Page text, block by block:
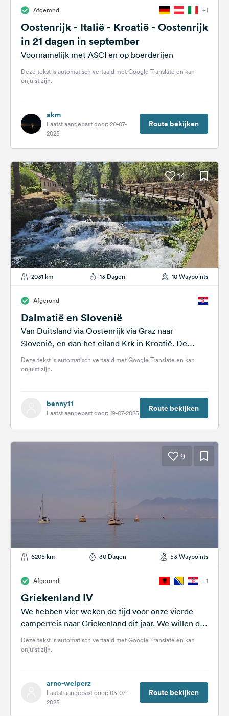
Afgerond +1
Oostenrijk - Italië - Kroatië - Oostenrijk
in 21 dagen in september
Voornamelijk met ASCI en op boerderijen
Deze tekst is automatisch vertaald met Google Translate en kan
onjuist zijn.
akm
Laatst aangepast door: 20-07-
2025
Route bekijken
14
2031 km 13 Dagen 10 Waypoints
Afgerond
Dalmatië en Slovenië
Van Duitsland via Oostenrijk via Graz naar
Slovenië, en dan het eiland Krk in Kroatië. De
volgende stop is Nationaal...
Deze tekst is automatisch vertaald met Google Translate en kan
onjuist zijn.
benny11
Laatst aangepast door: 19-07-2025 Route bekijken
9
6205 km 30 Dagen 53 Waypoints
Afgerond +1
Griekenland IV
We hebben vier weken de tijd voor onze vierde
camperreis naar Griekenland dit jaar. We willen de
reis naar Griekenland...
Deze tekst is automatisch vertaald met Google Translate en kan
onjuist zijn.
arno-weiperz
Laatst aangepast door: 05-07-
2025
Route bekijken